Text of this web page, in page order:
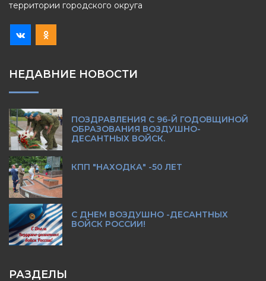
территории городского округа
НЕДАВНИЕ НОВОСТИ
ПОЗДРАВЛЕНИЯ С 96-Й ГОДОВЩИНОЙ
ОБРАЗОВАНИЯ ВОЗДУШНО-
ДЕСАНТНЫХ ВОЙСК.
КПП "НАХОДКА" -50 ЛЕТ
С ДНЕМ ВОЗДУШНО -ДЕСАНТНЫХ
ВОЙСК РОССИИ!
РАЗДЕЛЫ